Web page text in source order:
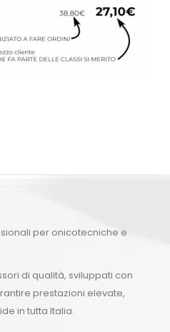
per onicotecniche e
di qualità, sviluppati con
prestazioni elevate,
in tutta Italia.